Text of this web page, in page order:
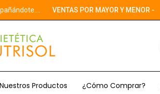
VENTAS POR MAYOR Y MENOR -
Nuestros Productos ¿Cómo Comprar?